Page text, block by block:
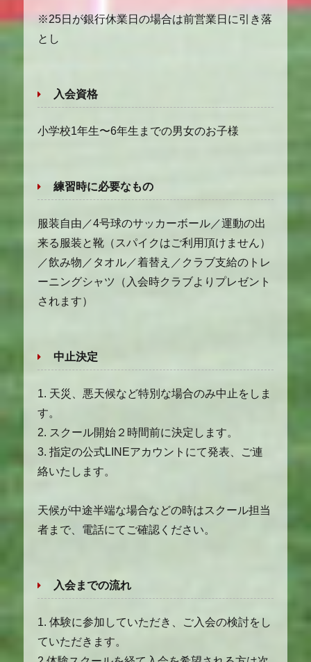
※25日が銀行休業日の場合は前営業日に引き落
とし
入会資格
小学校1年生〜6年生までの男女のお子様
練習時に必要なもの
服装自由／4号球のサッカーボール／運動の出
来る服装と靴（スパイクはご利用頂けません）
／飲み物／タオル／着替え／クラブ支給のトレ
ーニングシャツ（入会時クラブよりプレゼント
されます）
中止決定
1. 天災、悪天候など特別な場合のみ中止をしま
す。
2. スクール開始２時間前に決定します。
3. 指定の公式LINEアカウントにて発表、ご連
絡いたします。
天候が中途半端な場合などの時はスクール担当
者まで、電話にてご確認ください。
入会までの流れ
1. 体験に参加していただき、ご入会の検討をし
ていただきます。